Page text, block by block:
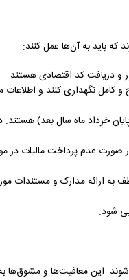
که باید به آن‌ها عمل کنند:
و دریافت کد اقتصادی هستند.
و کامل نگهداری کنند و
خرداد ماه سال بعد) هستند.
در صورت عدم پرداخت مالیات در
به ارائه مدارک و مستندات
شود.
شوند. این معافیت‌ها و